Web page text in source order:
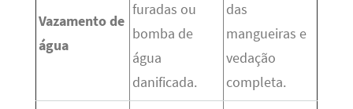
Vazamento de
água
furadas ou
bomba de
água
danificada.
das
mangueiras e
vedação
completa.